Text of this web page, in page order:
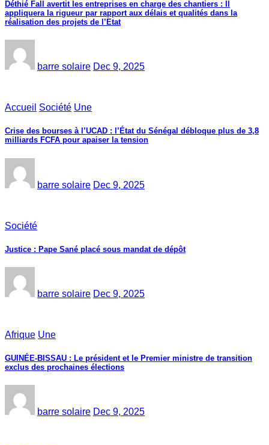
Déthié Fall avertit les entreprises en charge des chantiers : Il
appliquera la rigueur par rapport aux délais et qualités dans la
réalisation des projets de l’Etat
barre solaire Dec 9, 2025
Accueil Société Une
Crise des bourses à l’UCAD : l’État du Sénégal débloque plus de 3,8
milliards FCFA pour apaiser la tension
barre solaire Dec 9, 2025
Société
Justice : Pape Sané placé sous mandat de dépôt
barre solaire Dec 9, 2025
Afrique Une
GUINÉE-BISSAU : Le président et le Premier ministre de transition
exclus des prochaines élections
barre solaire Dec 9, 2025